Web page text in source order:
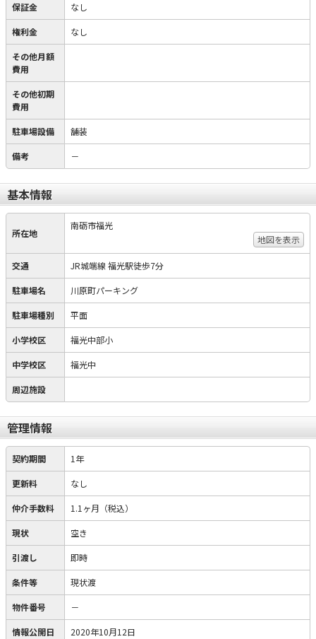
保証金 なし
権利金 なし
その他月額
費用
その他初期
費用
駐車場設備 舗装
備考 －
基本情報
所在地
南砺市福光
地図を表示
交通 JR城端線 福光駅徒歩7分
駐車場名 川原町パーキング
駐車場種別 平面
小学校区 福光中部小
中学校区 福光中
周辺施設
管理情報
契約期間 1年
更新料 なし
仲介手数料 1.1ヶ月（税込）
現状 空き
引渡し 即時
条件等 現状渡
物件番号 －
情報公開日 2020年10月12日